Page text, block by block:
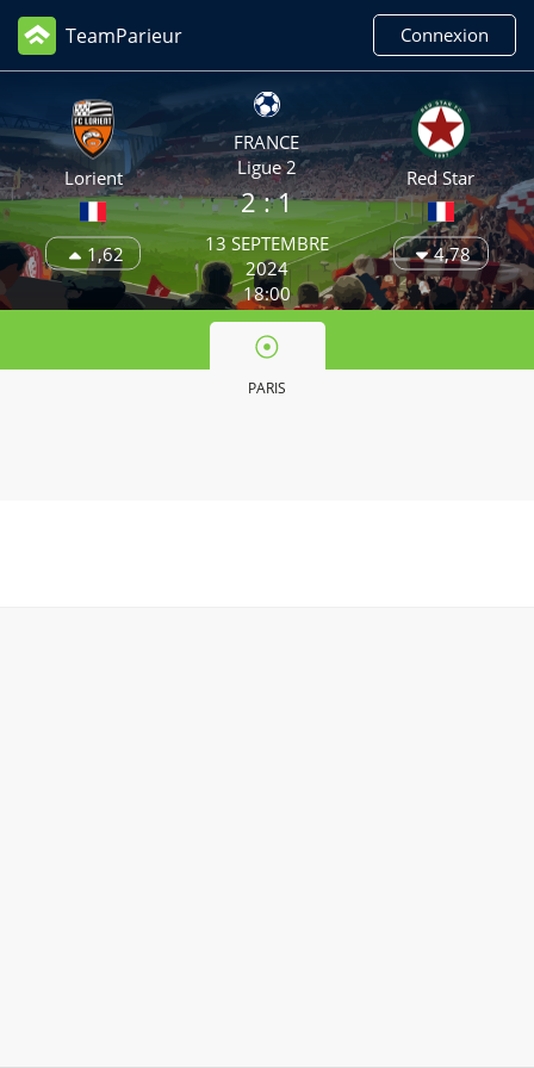
TeamParieur Connexion
Lorient
1,62
FRANCE
Ligue 2
2: 1
13 SEPTEMBRE
2024
18:00
Red Star
4,78
PARIS